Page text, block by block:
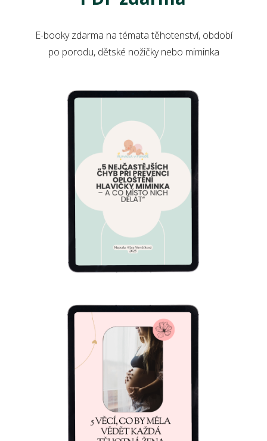
E-booky zdarma na témata těhotenství, období
po porodu, dětské nožičky nebo miminka